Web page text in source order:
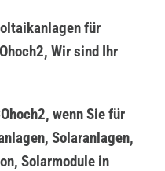
für
Wir sind Ihr
wenn Sie für
Solaranlagen,
Solarmodule in